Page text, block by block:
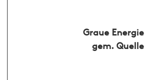
Graue Energie
gem. Quelle